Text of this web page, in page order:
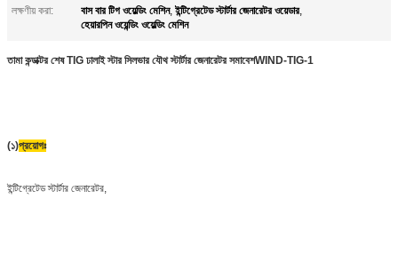
লক্ষণীয় করা: বাস বার টিগ ওয়েল্ডিং মেশিন, ইন্টিগ্রেটেড স্টার্টার জেনারেটর ওয়েডার,
হেয়ারপিন ওয়েন্ডিং ওয়েল্ডিং মেশিন
তামা কন্ডাক্টর শেষ TIG ঢালাই স্টার সিলভার যৌথ স্টার্টার জেনারেটর সমাবেশWIND-TIG-1
(১)প্রয়োগঃ
ইন্টিগ্রেটেড স্টার্টার জেনারেটর,